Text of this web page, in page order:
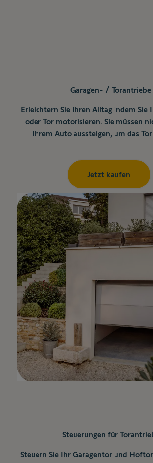
Garagen- / Torantriebe
Erleichtern Sie Ihren Alltag indem Sie
oder Tor motorisieren. Sie müssen
Ihrem Auto aussteigen, um das
Jetzt kaufen
Steuerungen für
Steuern Sie Ihr Garagentor und